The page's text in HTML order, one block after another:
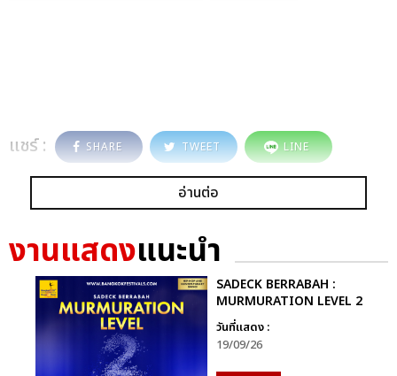
แชร์ : SHARE TWEET LINE
อ่านต่อ
งานแสดงแนะนำ
SADECK BERRABAH :
MURMURATION LEVEL 2
วันที่แสดง :
19/09/26